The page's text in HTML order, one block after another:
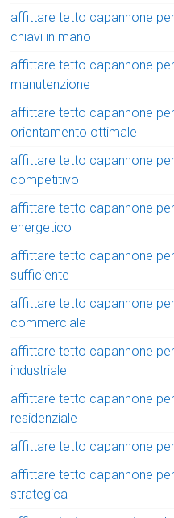
affittare tetto capannone
chiavi in mano
affittare tetto capannone
manutenzione
affittare tetto capannone
orientamento ottimale
affittare tetto capannone
competitivo
affittare tetto capannone
energetico
affittare tetto capannone
sufficiente
affittare tetto capannone
commerciale
affittare tetto capannone
industriale
affittare tetto capannone
residenziale
affittare tetto capannone
affittare tetto capannone
strategica